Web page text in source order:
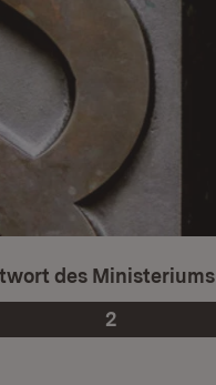
Phase
2
:
des Ministeriums